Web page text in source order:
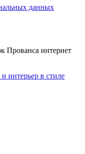
данных
Прованса интернет
интерьер в стиле